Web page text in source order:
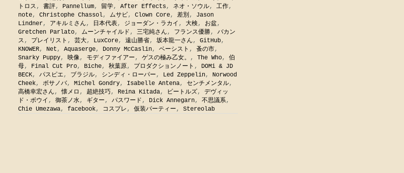
トロス , 書評, Pannellum, 留学, After Effects, ネオ・ソウル, 工作,
note, Christophe Chassol, ムサビ , Clown Core, 差別 , Jason
Lindner, アキルミさん , 日本代表, ジョーダン・ラカイ , 大検, お盆,
Gretchen Parlato, ムーンチャイルド , 三宅純さん , フランス優勝, バカン
ス , プレイリスト , 芸大, LuxCore, 遠山勝省, 坂本龍一さん , GitHub,
KNOWER, Net , Aquaserge, Donny McCaslin, ベーシスト , 蚤の市,
Snarky Puppy, 映像, モディファイアー , ゲスの極み乙女。 , The Who, 伯
母, Final Cut Pro, Biche, 秋葉原, プロダクションノート , DOMi & JD
BECK, パスピエ, ブラジル, シンディ・ローパー , Led Zeppelin, Norwood
Cheek, ボサノバ, Michel Gondry, Isabelle Antena, センチメンタル,
高橋幸宏さん ,懐メロ , 超絶技巧 , Reina Kitada, ビートルズ , デヴィッ
ド・ボウイ , 御茶ノ水, ギター , パスワード , Dick Annegarn, 不思議系,
Chie Umezawa, facebook, コスプレ , 仮装パーティー , Stereolab